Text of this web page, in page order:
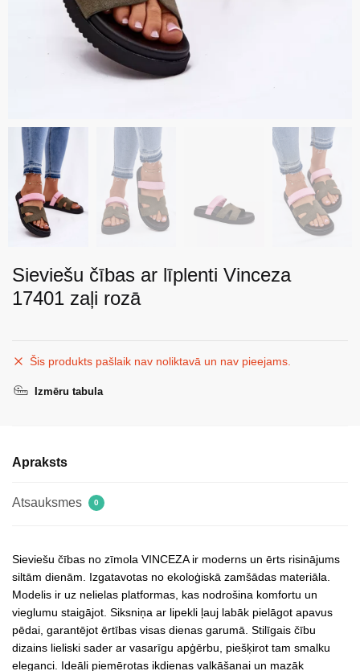
Sieviešu čības ar līplenti Vinceza
17401 zaļi rozā
Šis produkts pašlaik nav noliktavā un nav pieejams.
Izmēru tabula
Apraksts
Atsauksmes 0
Sieviešu čības no zīmola VINCEZA ir moderns un ērts risinājums
siltām dienām. Izgatavotas no ekoloģiskā zamšādas materiāla.
Modelis ir uz nelielas platformas, kas nodrošina komfortu un
vieglumu staigājot. Siksniņa ar lipekli ļauj labāk pielāgot apavus
pēdai, garantējot ērtības visas dienas garumā. Stilīgais čību
dizains lieliski sader ar vasarīgu apģērbu, piešķirot tam smalku
eleganci. Ideāli piemērotas ikdienas valkāšanai un mazāk